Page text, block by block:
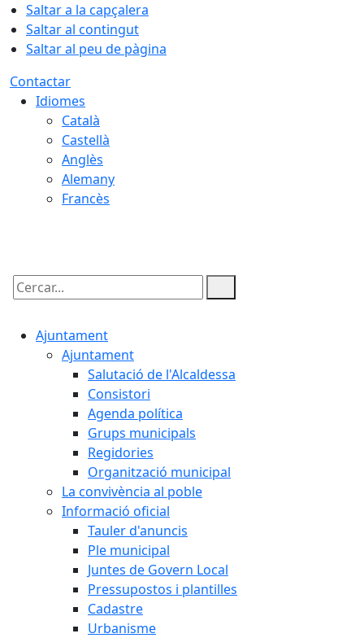
Saltar a la capçalera
Saltar al contingut
Saltar al peu de pàgina
Contactar
Idiomes
Català
Castellà
Anglès
Alemany
Francès
Cercar:
Ajuntament
Ajuntament
Salutació de l'Alcaldessa
Consistori
Agenda política
Grups municipals
Regidories
Organització municipal
La convivència al poble
Informació oficial
Tauler d'anuncis
Ple municipal
Juntes de Govern Local
Pressupostos i plantilles
Cadastre
Urbanisme